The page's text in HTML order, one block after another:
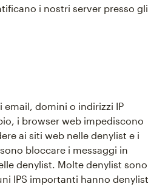
i nostri server presso gli
email, domini o indirizzi IP
i browser web impediscono
ai siti web nelle denylist e i
bloccare i messaggi in
denylist. Molte denylist sono
IPS importanti hanno denylist